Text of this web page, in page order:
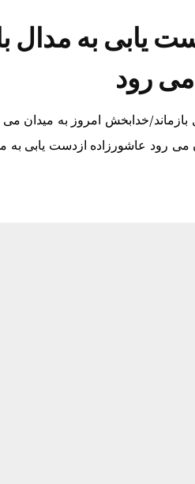
يابى به مدال
مى رود
بازماند/خدابخش امروز به ميدان
مى رود عاشورزاده ازدست يابى به